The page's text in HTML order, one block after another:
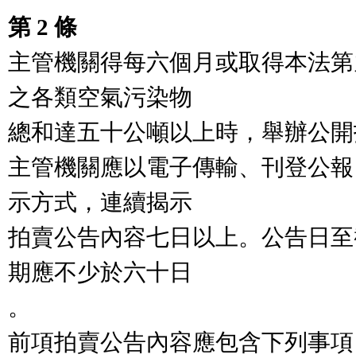
第 2 條
主管機關得每六個月或取得本法
之各類空氣污染物
總和達五十公噸以上時，舉辦公
主管機關應以電子傳輸、刊登公
示方式，連續揭示
拍賣公告內容七日以上。公告日
期應不少於六十日
。
前項拍賣公告內容應包含下列事